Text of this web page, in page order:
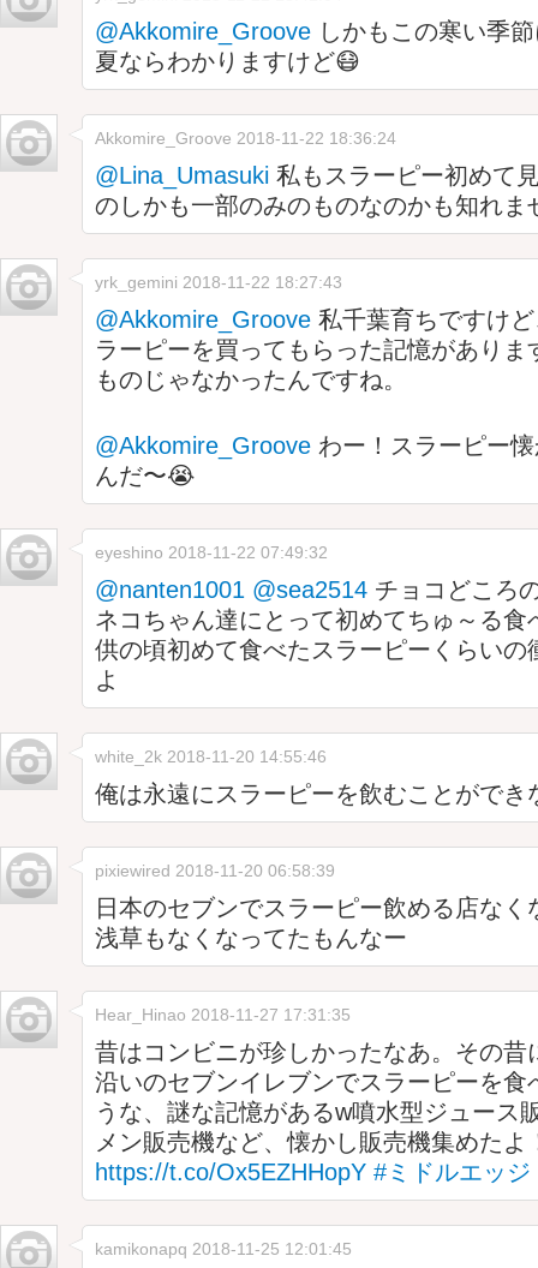
@Akkomire_Groove しかもこの寒い季
夏ならわかりますけど😷
Akkomire_Groove 2018-11-22 18:36:24
@Lina_Umasuki 私もスラーピー初めて
のしかも一部のみのものなのかも知れま
yrk_gemini 2018-11-22 18:27:43
@Akkomire_Groove 私千葉育ちですけ
ラーピーを買ってもらった記憶があり
ものじゃなかったんですね。
@Akkomire_Groove わー！スラーピー
んだ〜😭
eyeshino 2018-11-22 07:49:32
@nanten1001 @sea2514 チョコどころ
ネコちゃん達にとって初めてちゅ～る食
供の頃初めて食べたスラーピーくらいの
よ
white_2k 2018-11-20 14:55:46
俺は永遠にスラーピーを飲むことができ
pixiewired 2018-11-20 06:58:39
日本のセブンでスラーピー飲める店な
浅草もなくなってたもんなー
Hear_Hinao 2018-11-27 17:31:35
昔はコンビニが珍しかったなあ。その昔
沿いのセブンイレブンでスラーピーを食
うな、謎な記憶があるw噴水型ジュース
メン販売機など、懐かし販売機集めたよ
https://t.co/Ox5EZHHopY #ミドルエッジ
kamikonapq 2018-11-25 12:01:45